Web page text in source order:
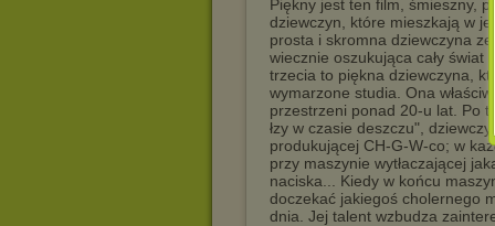
Piękny jest ten film, śmieszny,
dziewczyn, które mieszkają w
prosta i skromna dziewczyna
wiecznie oszukująca cały świat
trzecia to piękna dziewczyna,
wymarzone studia. Ona
przestrzeni ponad 20-u lat. Po
łzy w czasie deszczu",
produkującej CH-G-W-co; w
przy maszynie wytłaczającej
naciska... Kiedy w końcu
doczekać jakiegoś cholernego
dnia. Jej talent wzbudza